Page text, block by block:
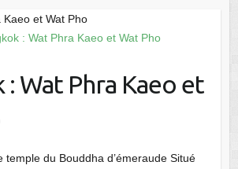
Kaeo et Wat Pho
: Wat Phra Kaeo et
temple du Bouddha d’émeraude Situé